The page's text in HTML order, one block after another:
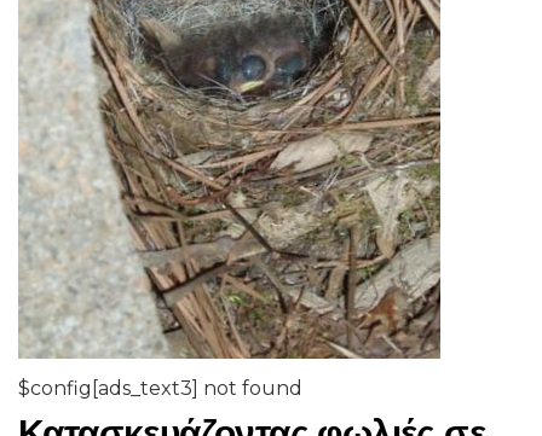
$config[ads_text3] not found